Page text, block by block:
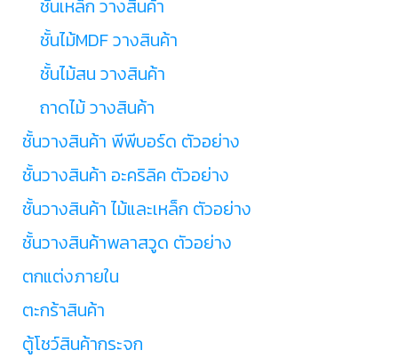
ชั้นเหล็ก วางสินค้า
ชั้นไม้MDF วางสินค้า
ชั้นไม้สน วางสินค้า
ถาดไม้ วางสินค้า
ชั้นวางสินค้า พีพีบอร์ด ตัวอย่าง
ชั้นวางสินค้า อะคริลิค ตัวอย่าง
ชั้นวางสินค้า ไม้และเหล็ก ตัวอย่าง
ชั้นวางสินค้าพลาสวูด ตัวอย่าง
ตกแต่งภายใน
ตะกร้าสินค้า
ตู้โชว์สินค้ากระจก